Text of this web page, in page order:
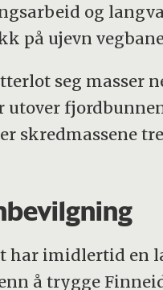
og
på ujevn
seg masser
skredmassene
har imidlertid en
å trygge